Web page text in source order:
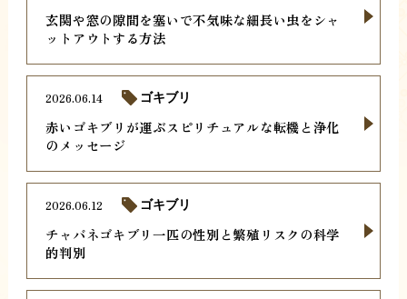
玄関や窓の隙間を塞いで不気味な細長い虫をシャ
ットアウトする方法
赤いゴキブリが運ぶスピリチュアルな転機と浄化
のメッセージ
2026.06.14 ゴキブリ
チャバネゴキブリ一匹の性別と繁殖リスクの科学
的判別
2026.06.12 ゴキブリ